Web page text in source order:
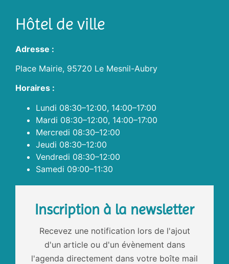
Hôtel de ville
Adresse :
Place Mairie, 95720 Le Mesnil-Aubry
Horaires :
Lundi 08:30–12:00, 14:00–17:00
Mardi 08:30–12:00, 14:00–17:00
Mercredi 08:30–12:00
Jeudi 08:30–12:00
Vendredi 08:30–12:00
Samedi 09:00–11:30
Inscription à la newsletter
Recevez une notification lors de l'ajout
d'un article ou d'un évènement dans
l'agenda directement dans votre boîte mail